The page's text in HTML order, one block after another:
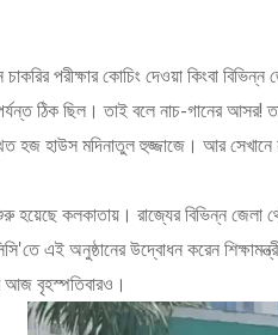
চাকরির পরীক্ষার কোচিং দেওয়া কিংবা
ঠিক ছিল। তাই বলে নাচ-গানের
হজ হাউস মদিনাতুল হুজ্জাজে। আর
হয়েছে কলকাতায়। রাজ্যের বিভিন্ন জেলা
এই অনুষ্ঠানের উদ্বোধন করেন
আজ বৃহস্পতিবারও।